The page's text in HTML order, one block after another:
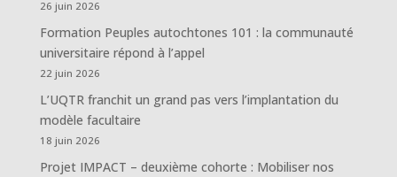
26 juin 2026
Formation Peuples autochtones 101 : la communauté
universitaire répond à l’appel
22 juin 2026
L’UQTR franchit un grand pas vers l’implantation du
modèle facultaire
18 juin 2026
Projet IMPACT – deuxième cohorte : Mobiliser nos